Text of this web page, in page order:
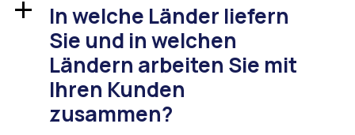
a
In welche Länder liefern
Sie und in welchen
Ländern arbeiten Sie mit
Ihren Kunden
zusammen?